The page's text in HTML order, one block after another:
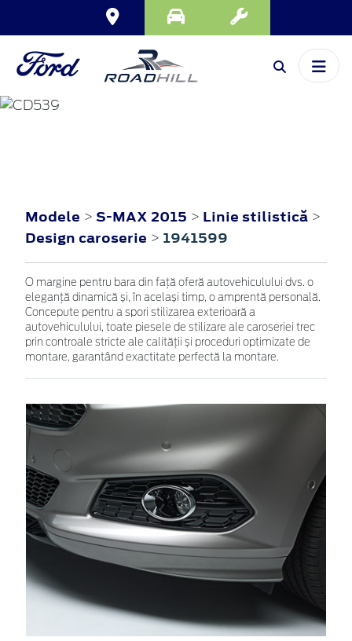
S-MAX
Modele > S-MAX 2015 > Linie stilistică >
Design caroserie > 1941599
O margine pentru bara din față oferă autovehiculului dvs. o
eleganță dinamică și, în același timp, o amprentă personală.
Concepute pentru a spori stilizarea exterioară a
autovehiculului, toate piesele de stilizare ale caroseriei trec
prin controale stricte ale calității și proceduri optimizate de
montare, garantând exactitate perfectă la montare.